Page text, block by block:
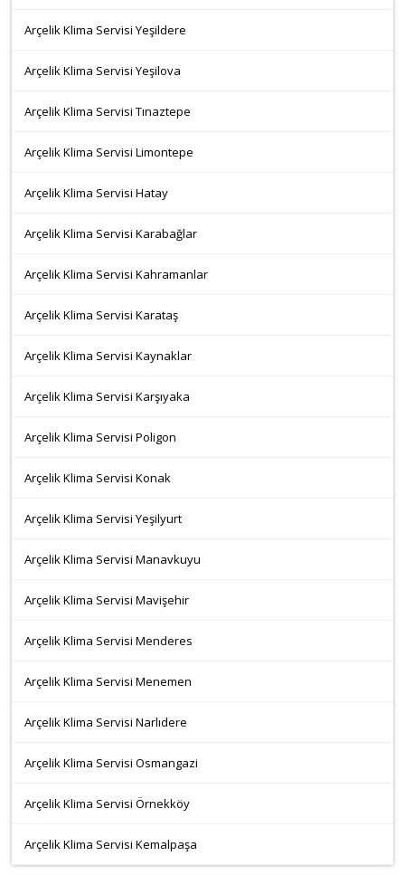
Arçelik Klima Servisi Yeşildere
Arçelik Klima Servisi Yeşilova
Arçelik Klima Servisi Tınaztepe
Arçelik Klima Servisi Limontepe
Arçelik Klima Servisi Hatay
Arçelik Klima Servisi Karabağlar
Arçelik Klima Servisi Kahramanlar
Arçelik Klima Servisi Karataş
Arçelik Klima Servisi Kaynaklar
Arçelik Klima Servisi Karşıyaka
Arçelik Klima Servisi Poligon
Arçelik Klima Servisi Konak
Arçelik Klima Servisi Yeşilyurt
Arçelik Klima Servisi Manavkuyu
Arçelik Klima Servisi Mavişehir
Arçelik Klima Servisi Menderes
Arçelik Klima Servisi Menemen
Arçelik Klima Servisi Narlıdere
Arçelik Klima Servisi Osmangazi
Arçelik Klima Servisi Örnekköy
Arçelik Klima Servisi Kemalpaşa